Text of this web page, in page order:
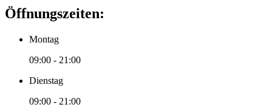
Öffnungszeiten:
Montag
09:00 - 21:00
Dienstag
09:00 - 21:00